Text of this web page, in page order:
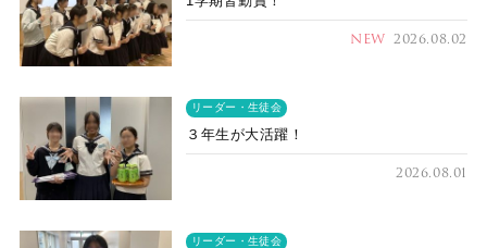
NEW 2026.08.02
リーダー・生徒会
３年生が大活躍！
2026.08.01
リーダー・生徒会